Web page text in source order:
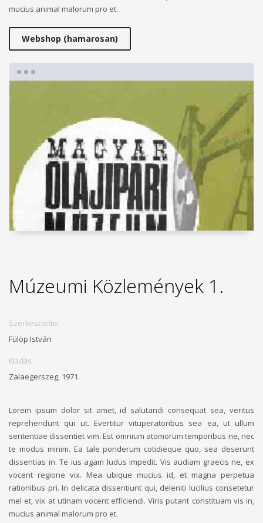
mucius animal malorum pro et.
Webshop (hamarosan)
Múzeumi Közlemények 1.
Szerkesztette:
Fülöp István
Kiadás:
Zalaegerszeg, 1971.
Lorem ipsum dolor sit amet, id salutandi consequat sea, veritus
reprehendunt qui ut. Evertitur vituperatoribus sea ea, ut ullum
sententiae dissentiet vim. Est omnium atomorum temporibus ne, nec
te modus minim. Ea tale ponderum cotidieque quo, sea deserunt
dissentias in. Te ius agam ludus impedit. Vis audiam graecis ne, ex
vocent regione vix. Mea ubique mucius id, et magna perpetua
rationibus pri. In delicata dissentiunt qui, deleniti lucilius consetetur
mel et, vix at utinam vocent efficiendi. Viris putant constituam vis in,
mucius animal malorum pro et.